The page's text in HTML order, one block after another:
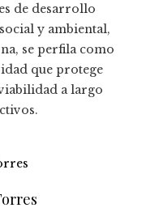
de desarrollo
y ambiental,
se perfila como
que protege
a largo